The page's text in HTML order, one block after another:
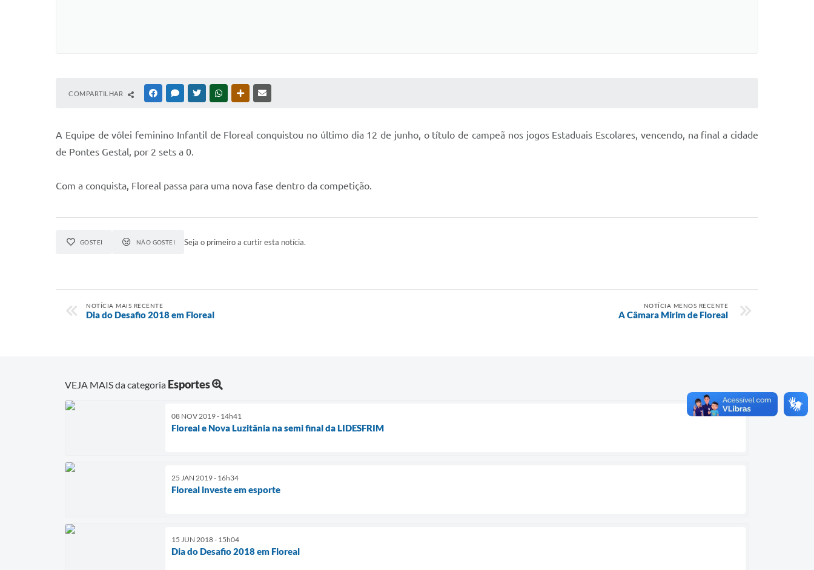
COMPARTILHAR FACEBOOKMESSENGER
TWITTERWHATSAPPOUTRAS MÍDIAS
A Equipe de vôlei feminino Infantil de Floreal conquistou no último dia 12 de junho, o título de campeã nos jogos Estaduais Escolares, vencendo, na final a cidade
de Pontes Gestal, por 2 sets a 0.
Com a conquista, Floreal passa para uma nova fase dentro da competição.
GOSTEI NÃO GOSTEI Seja o primeiro a curtir esta notícia.
NOTÍCIA MAIS RECENTE
Dia do Desafio 2018 em Floreal
NOTÍCIA MENOS RECENTE
A Câmara Mirim de Floreal
VEJA MAIS da categoria Esportes
08 NOV 2019 - 14h41
Floreal e Nova Luzitânia na semi final da LIDESFRIM
25 JAN 2019 - 16h34
Floreal investe em esporte
15 JUN 2018 - 15h04
Dia do Desafio 2018 em Floreal